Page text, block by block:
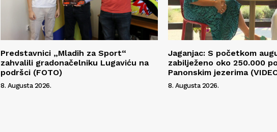
Predstavnici „Mladih za Sport“
zahvalili gradonačelniku Lugaviću na
podršci (FOTO)
8. Augusta 2026.
Jaganjac: S početkom
zabilježeno oko 250.000
Panonskim jezerima
8. Augusta 2026.